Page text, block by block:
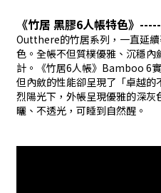
《竹居 黑膠6人帳特色》
Outthere的竹居系列，一直延
色。全帳不但質樸優雅、沉穩
計。《竹居6人帳》Bamboo 6
但內斂的性能卻呈現了「卓越
烈陽光下，外帳呈現優雅的深
曬、不透光，可睡到自然醒。